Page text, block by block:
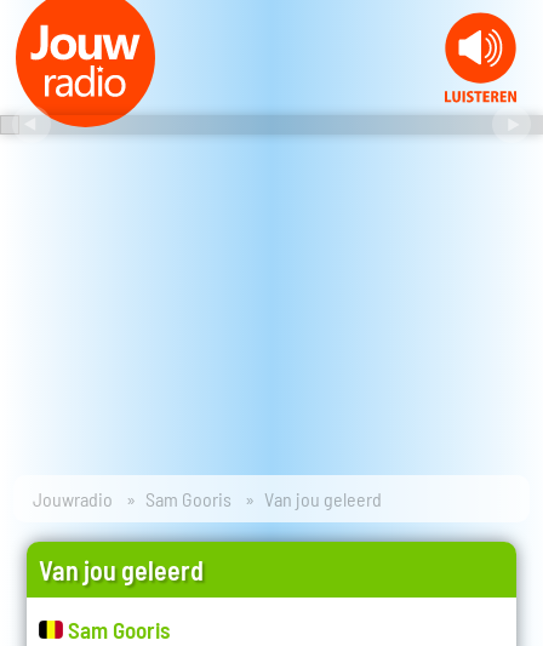
Jouwradio Sam Gooris Van jou geleerd
Van jou geleerd
Sam Gooris